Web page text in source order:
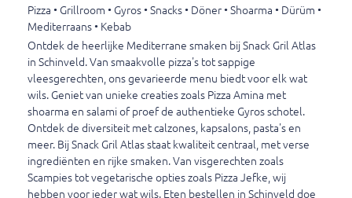
Gyros speciaal schotel klein
Champignons, paprika en ui.
€ 11,00
Gyros speciaal schotel groot
Champignons, paprika en ui.
€ 12,50
Pizza • Grillroom • Gyros • Snacks • Döner • Shoarma • Dürüm •
Mediterraans • Kebab
Ontdek de heerlijke Mediterrane smaken bij Snack Gril Atlas
in Schinveld. Van smaakvolle pizza's tot sappige
vleesgerechten, ons gevarieerde menu biedt voor elk wat
wils. Geniet van unieke creaties zoals Pizza Amina met
shoarma en salami of proef de authentieke Gyros schotel.
Ontdek de diversiteit met calzones, kapsalons, pasta's en
meer. Bij Snack Gril Atlas staat kwaliteit centraal, met verse
ingrediënten en rijke smaken. Van visgerechten zoals
Scampies tot vegetarische opties zoals Pizza Jefke, wij
hebben voor ieder wat wils. Eten bestellen in Schinveld doe